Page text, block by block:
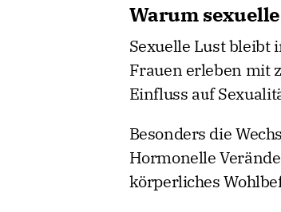
Warum
Sexuelle Lust bleibt
Frauen erleben mit
Einfluss auf
Besonders die
Hormonelle
körperliches